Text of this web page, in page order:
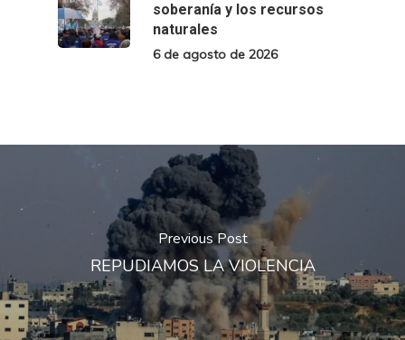
soberanía y los recursos
naturales
6 de agosto de 2026
Previous Post
REPUDIAMOS LA VIOLENCIA